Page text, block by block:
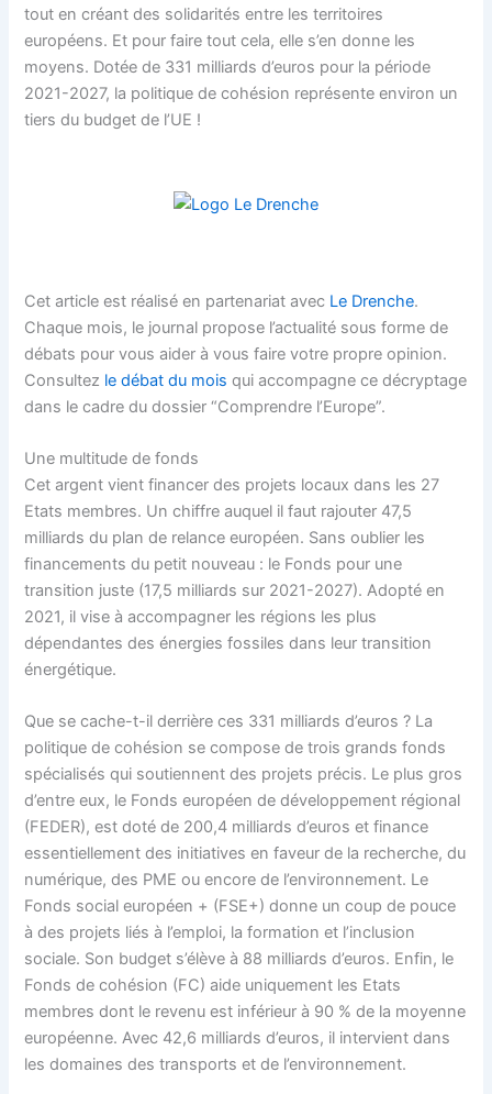
tout en créant des solidarités entre les territoires
européens. Et pour faire tout cela, elle s’en donne les
moyens. Dotée de 331 milliards d’euros pour la période
2021-2027, la politique de cohésion représente environ un
tiers du budget de l’UE !
Cet article est réalisé en partenariat avec Le Drenche.
Chaque mois, le journal propose l’actualité sous forme de
débats pour vous aider à vous faire votre propre opinion.
Consultez le débat du mois qui accompagne ce décryptage
dans le cadre du dossier “Comprendre l’Europe”.
Une multitude de fonds
Cet argent vient financer des projets locaux dans les 27
Etats membres. Un chiffre auquel il faut rajouter 47,5
milliards du plan de relance européen. Sans oublier les
financements du petit nouveau : le Fonds pour une
transition juste (17,5 milliards sur 2021-2027). Adopté en
2021, il vise à accompagner les régions les plus
dépendantes des énergies fossiles dans leur transition
énergétique.
Que se cache-t-il derrière ces 331 milliards d’euros ? La
politique de cohésion se compose de trois grands fonds
spécialisés qui soutiennent des projets précis. Le plus gros
d’entre eux, le Fonds européen de développement régional
(FEDER), est doté de 200,4 milliards d’euros et finance
essentiellement des initiatives en faveur de la recherche, du
numérique, des PME ou encore de l’environnement. Le
Fonds social européen + (FSE+) donne un coup de pouce
à des projets liés à l’emploi, la formation et l’inclusion
sociale. Son budget s’élève à 88 milliards d’euros. Enfin, le
Fonds de cohésion (FC) aide uniquement les Etats
membres dont le revenu est inférieur à 90 % de la moyenne
européenne. Avec 42,6 milliards d’euros, il intervient dans
les domaines des transports et de l’environnement.